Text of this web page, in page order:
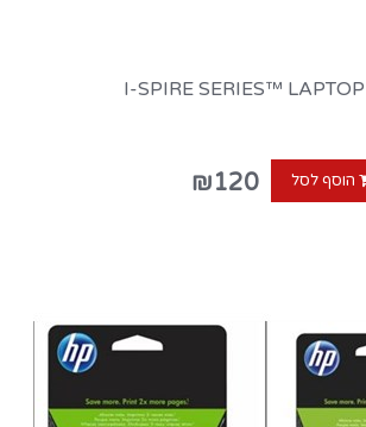
I-SPIRE SERIES™
הוסף לסל ₪120